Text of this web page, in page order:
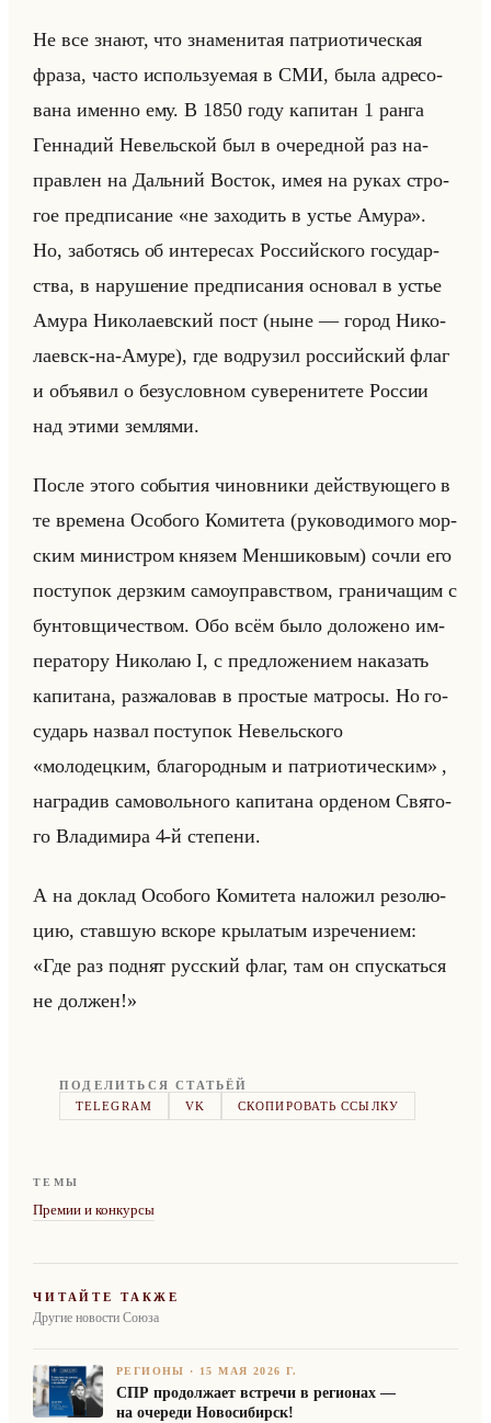
Не все знают, что зна­ме­ни­тая пат­ри­оти­че­ская
фраза, часто ис­пользу­емая в СМИ, была ад­ре­со­
ва­на имен­но ему. В 1850 году ка­пи­тан 1 ранга
Ген­на­дий Невельской был в оче­ред­ной раз на­
прав­лен на Дальний Во­сток, имея на руках стро­
гое пред­пи­са­ние «не заходить в устье Амура».
Но, за­бо­тясь об ин­те­ре­сах Рос­сийско­го го­су­дар­
ства, в на­ру­ше­ние пред­пи­са­ния ос­но­вал в устье
Амура Ни­ко­ла­ев­ский пост (ныне — город Ни­ко­
ла­евск-на-Амуре), где во­дру­зил рос­сийский флаг
и объявил о без­услов­ном су­ве­ре­ни­те­те Рос­сии
над этими зем­ля­ми.
После этого со­бы­тия чи­нов­ни­ки действу­юще­го в
те вре­ме­на Осо­бо­го Ко­ми­те­та (ру­ко­во­ди­мо­го мор­
ским ми­ни­стром кня­зем Мен­ши­ко­вым) сочли его
по­сту­пок дерз­ким са­мо­управ­ством, гра­ни­ча­щим с
бун­тов­щи­че­ством. Обо всём было до­ло­же­но им­
пе­ра­то­ру Ни­ко­лаю I, с пред­ло­же­ни­ем на­ка­зать
ка­пи­та­на, раз­жа­ло­вав в про­стые мат­ро­сы. Но го­
су­дарь на­звал по­сту­пок Невельско­го
«молодецким, благородным и патриотическим» ,
на­гра­див са­мо­вольно­го ка­пи­та­на ор­де­ном Свя­то­
го Вла­ди­ми­ра 4-й сте­пе­ни.
А на до­клад Осо­бо­го Ко­ми­те­та на­ло­жил ре­зо­лю­
цию, став­шую вско­ре кры­ла­тым из­ре­че­ни­ем:
«Где раз поднят русский флаг, там он спускаться
не должен!»
ПОДЕЛИТЬСЯ СТАТЬЁЙ
TELEGRAM
VK СКОПИРОВАТЬ ССЫЛКУ
ТЕМЫ
Премии и конкурсы
ЧИТАЙТЕ ТАКЖЕ
Другие новости Союза
РЕГИОНЫ · 15 МАЯ 2026 Г.
СПР продолжает встречи в регионах —
на очереди Новосибирск!